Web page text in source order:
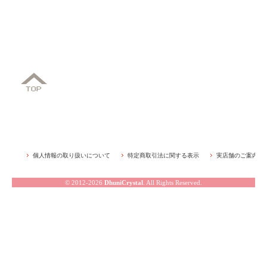
個人情報の取り扱いについて 特定商取引法に関する表示 実店舗のご案内
© 2012-2026 DhuniCrystal . All Rights Reserved.